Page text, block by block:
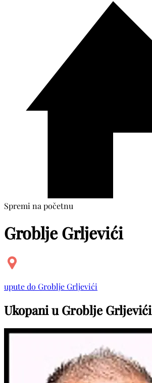
Spremi na početnu
Groblje Grljevići
upute do Groblje Grljevići
Ukopani u Groblje Grljevići